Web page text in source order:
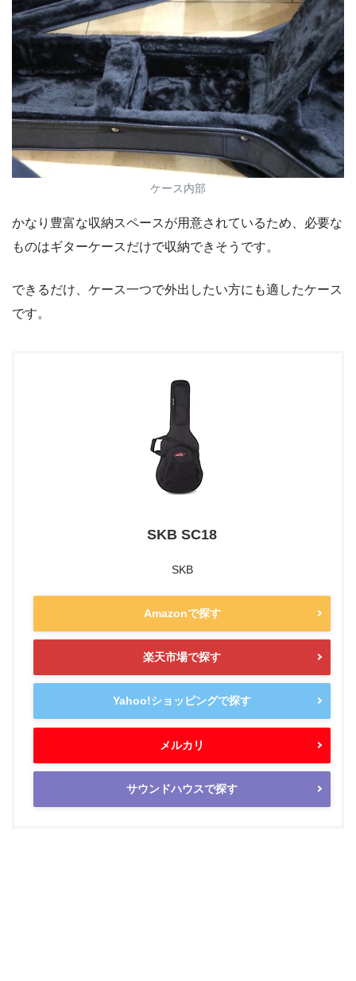
ケース内部
かなり豊富な収納スペースが用意されているため、必要な
ものはギターケースだけで収納できそうです。
できるだけ、ケース一つで外出したい方にも適したケース
です。
SKB SC18
SKB
Amazonで探す
楽天市場で探す
Yahoo!ショッピングで探す
メルカリ
サウンドハウスで探す